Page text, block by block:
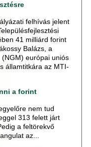
felhívás jelent
41 milliárd forint
Balázs, a
európai uniós
államtitkára az MTI-
a forint
nem tud
313 felett járt
a feltörekvő
az...